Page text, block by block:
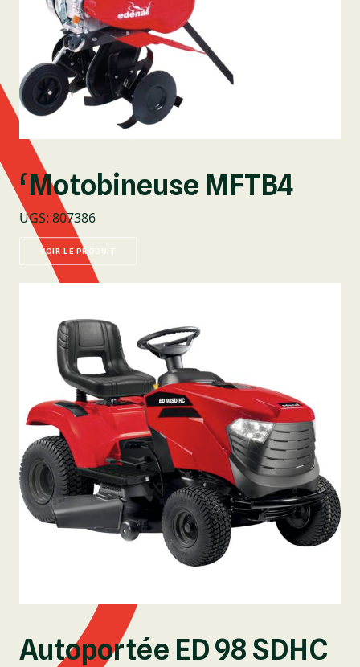
‘Motobineuse MFTB4
UGS: 807386
VOIR LE PRODUIT
Autoportée ED 98 SDHC